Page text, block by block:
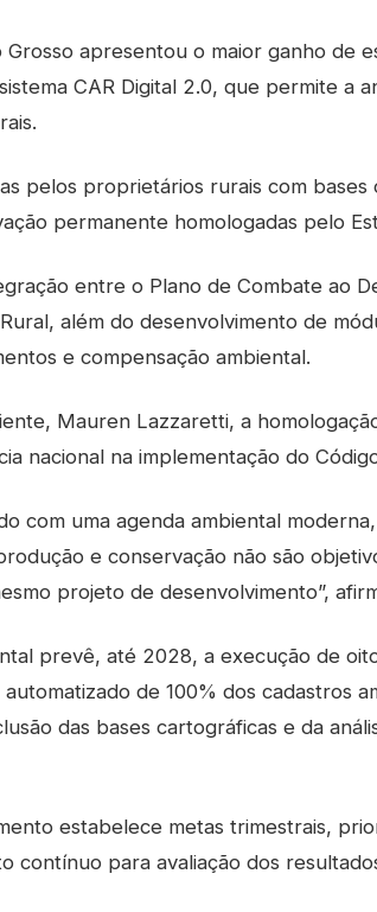
apresentou o maior ganho de
CAR Digital 2.0, que permite a
pelos proprietários rurais com bases
permanente homologadas pelo
entre o Plano de Combate ao
além do desenvolvimento de
e compensação ambiental.
Mauren Lazzaretti, a
nacional na implementação do
com uma agenda ambiental
e conservação não são
projeto de desenvolvimento”,
prevê, até 2028, a execução de
de 100% dos cadastros
das bases cartográficas e da
estabelece metas trimestrais,
contínuo para avaliação dos